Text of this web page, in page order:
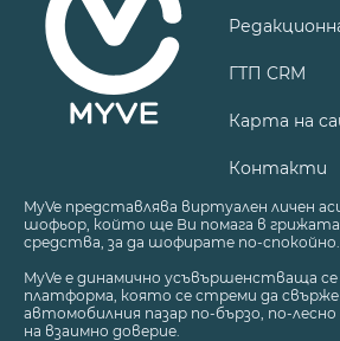
ГТП CRM
Карта на
Контакти
MyVe представлява виртуален личен
шофьор, който ще Ви помага в
средства, за да шофирате по-спокойно.
MyVe е динамично усъвършенстваща
платформа, която се стреми да свърже
автомобилния пазар по-бързо, по-лесно
на взаимно доверие.